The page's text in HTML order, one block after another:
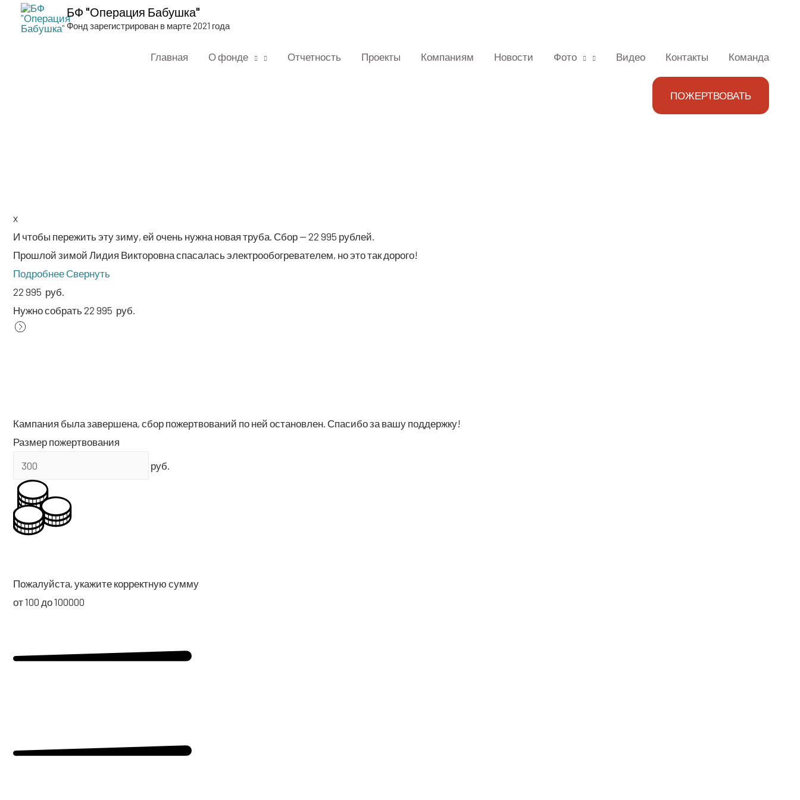
БФ "Операция Бабушка"
Фонд зарегистрирован в марте 2021 года
Главная О фонде Отчетность Проекты Компаниям Новости Фото Видео Контакты Команда
ПОЖЕРТВОВАТЬ
x
И что­бы пере­жить эту зиму, ей очень нуж­на новая тру­ба. Сбор — 22 995 рублей.
Про­шлой зимой Лидия Вик­то­ров­на спа­са­лась элек­тро­обо­гре­ва­те­лем, но это так дорого!
Подроб­нее Свер­нуть
22 995 руб.
Нуж­но собрать 22 995 руб.
Кам­па­ния была завер­ше­на, сбор пожерт­во­ва­ний по ней оста­нов­лен. Спа­си­бо за вашу поддержку!
Раз­мер пожертвования
руб.
Пожа­луй­ста, ука­жи­те кор­рект­ную сум­му
от 100 до 100000